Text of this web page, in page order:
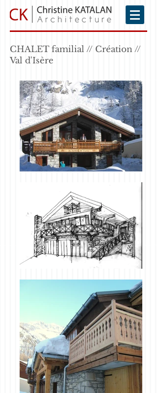
CHALET familial // Création //
Val d'Isère